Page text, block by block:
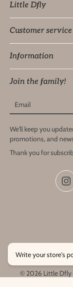
Little Dfly
Customer service
Information
Join the family!
Email
We'll keep you
promotions, and
Thank you for
© 2026 Little Dfly
Write your store's